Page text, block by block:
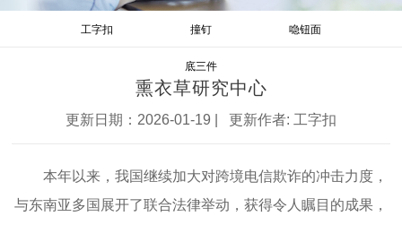
工字扣 撞钉 喼钮面
底三件
熏衣草研究中心
更新日期：2026-01-19 | 更新作者: 工字扣
本年以来，我国继续加大对跨境电信欺诈的冲击力度，
与东南亚多国展开了联合法律举动，获得令人瞩目的成果，